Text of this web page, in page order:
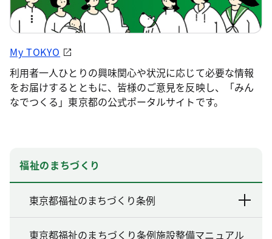
My TOKYO
利用者一人ひとりの興味関心や状況に応じて必要な情報
をお届けするとともに、皆様のご意見を反映し、「みん
なでつくる」東京都の公式ポータルサイトです。
福祉のまちづくり
東京都福祉のまちづくり条例
東京都福祉のまちづくり条例施設整備マニュアル